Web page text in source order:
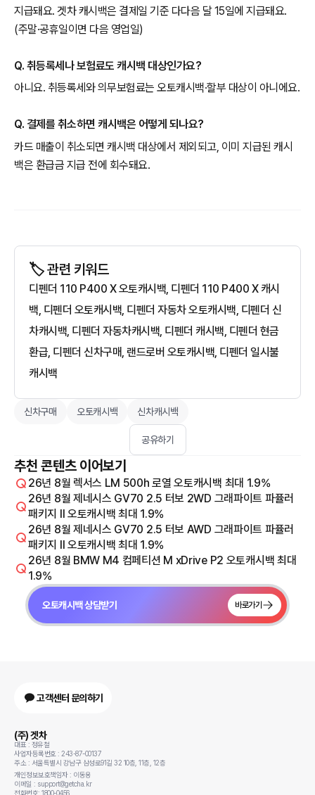
지급돼요. 겟차 캐시백은 결제일 기준 다다음 달 15일에 지급돼요.
(주말·공휴일이면 다음 영업일)
Q. 취등록세나 보험료도 캐시백 대상인가요?
아니요. 취등록세와 의무보험료는 오토캐시백·할부 대상이 아니에요.
Q. 결제를 취소하면 캐시백은 어떻게 되나요?
카드 매출이 취소되면 캐시백 대상에서 제외되고, 이미 지급된 캐시
백은 환급금 지급 전에 회수돼요.
🏷️ 관련 키워드
디펜더 110 P400 X 오토캐시백, 디펜더 110 P400 X 캐시
백, 디펜더 오토캐시백, 디펜더 자동차 오토캐시백, 디펜더 신
차캐시백, 디펜더 자동차캐시백, 디펜더 캐시백, 디펜더 현금
환급, 디펜더 신차구매, 랜드로버 오토캐시백, 디펜더 일시불
캐시백
신차구매 오토캐시백 신차캐시백
공유하기
추천 콘텐츠 이어보기
26년 8월 렉서스 LM 500h 로열 오토캐시백 최대 1.9%
26년 8월 제네시스 GV70 2.5 터보 2WD 그래파이트 파퓰러
패키지 Il 오토캐시백 최대 1.9%
26년 8월 제네시스 GV70 2.5 터보 AWD 그래파이트 파퓰러
패키지 Il 오토캐시백 최대 1.9%
26년 8월 BMW M4 컴페티션 M xDrive P2 오토캐시백 최대
1.9%
오토캐시백 상담받기 바로가기
고객센터 문의하기
(주) 겟차
대표 : 정유철
사업자등록번호 : 243-87-00137
주소 : 서울특별시 강남구 삼성로91길 32 10층, 11층, 12층
개인정보보호책임자 : 이동용
이메일 : support@getcha.kr
전화번호: 1800-0456